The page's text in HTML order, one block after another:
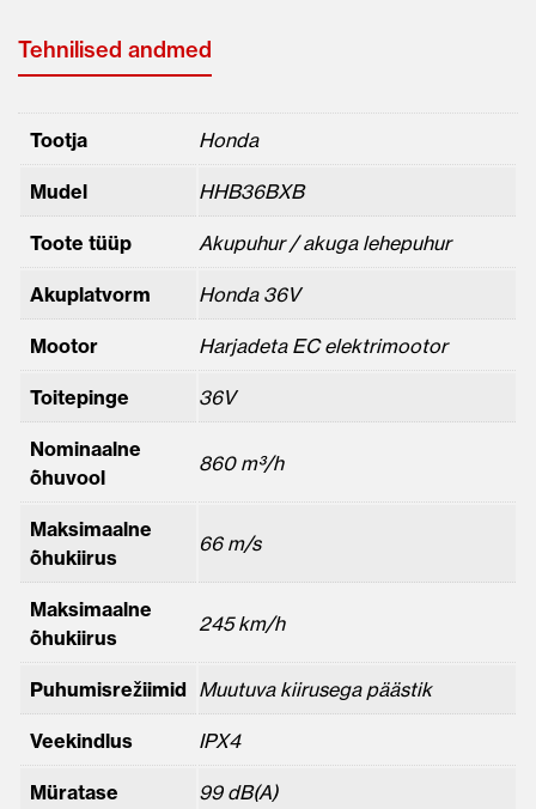
Tehnilised andmed
Tootja Honda
Mudel HHB36BXB
Toote tüüp Akupuhur / akuga lehepuhur
Akuplatvorm Honda 36V
Mootor Harjadeta EC elektrimootor
Toitepinge 36V
Nominaalne
õhuvool
860 m³/h
Maksimaalne
õhukiirus
66 m/s
Maksimaalne
õhukiirus
245 km/h
Puhumisrežiimid Muutuva kiirusega päästik
Veekindlus IPX4
Müratase 99 dB(A)